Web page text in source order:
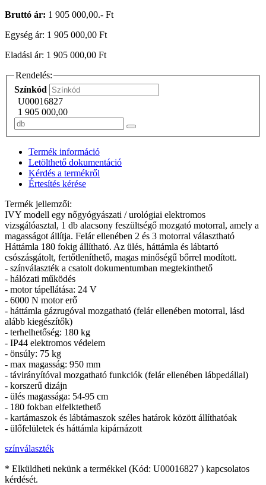
Bruttó ár: 1 905 000,00.- Ft
Egység ár: 1 905 000,00 Ft
Eladási ár: 1 905 000,00 Ft
Rendelés:
Színkód
U00016827
1 905 000,00
Termék információ
Letölthető dokumentáció
Kérdés a termékről
Értesítés kérése
Termék jellemzői:
IVY modell egy nőgyógyászati / urológiai elektromos
vizsgálóasztal, 1 db alacsony feszültségő mozgató motorral, amely a
magasságot állítja. Felár ellenében 2 és 3 motorral választható
Háttámla 180 fokig állítható. Az ülés, háttámla és lábtartó
csószásgátolt, fertőtleníthető, magas minőségű bőrrel modított.
- színválaszték a csatolt dokumentumban megtekinthető
- hálózati működés
- motor tápellátása: 24 V
- 6000 N motor erő
- háttámla gázrugóval mozgatható (felár ellenében motorral, lásd
alább kiegészítők)
- terhelhetőség: 180 kg
- IP44 elektromos védelem
- önsúly: 75 kg
- max magasság: 950 mm
- távirányítóval mozgatható funkciók (felár ellenében lábpedállal)
- korszerű dizájn
- ülés magassága: 54-95 cm
- 180 fokban elfelktethető
- kartámaszok és lábtámaszok széles határok között állíthatóak
- ülőfelületek és háttámla kipárnázott
színválaszték
* Elküldheti nekünk a termékkel (Kód: U00016827 ) kapcsolatos
kérdését.